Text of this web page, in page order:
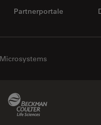
Partnerportale